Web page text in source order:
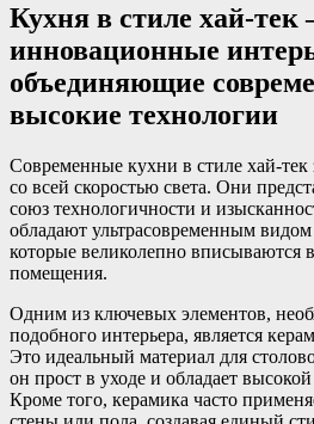
Кухня в стиле хай-тек
инновационные
объединяющие
высокие технологии
Современные кухни в стиле хай-тек
со всей скоростью света. Они
союз технологичности и
обладают ультрасовременным
которые великолепно вписываются
помещения.
Одним из ключевых элементов,
подобного интерьера, является
Это идеальный материал для
он прост в уходе и обладает
Кроме того, керамика часто